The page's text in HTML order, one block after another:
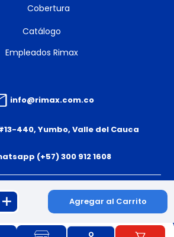
Agregar al Carrito
Cobertura
Catálogo
Empleados Rimax
info@rimax.com.co
440, Yumbo, Valle del Cauca
(+57) 300 912 1608
S.A.S. Todos los derechos reservados.